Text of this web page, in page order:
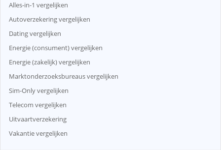
Alles-in-1 vergelijken
Autoverzekering vergelijken
Dating vergelijken
Energie (consument) vergelijken
Energie (zakelijk) vergelijken
Marktonderzoeksbureaus vergelijken
Sim-Only vergelijken
Telecom vergelijken
Uitvaartverzekering
Vakantie vergelijken